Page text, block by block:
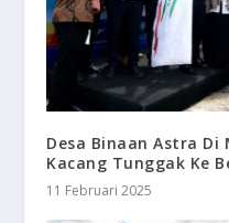
Desa Binaan Astra Di
Kacang Tunggak Ke
11 Februari 2025